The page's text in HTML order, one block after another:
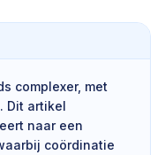
complexer, met
Dit artikel
naar een
coördinatie